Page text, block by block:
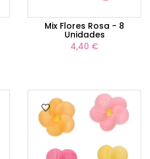
Mix Flores Rosa - 8
Unidades
4,40 €